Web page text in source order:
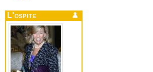
L'ospite